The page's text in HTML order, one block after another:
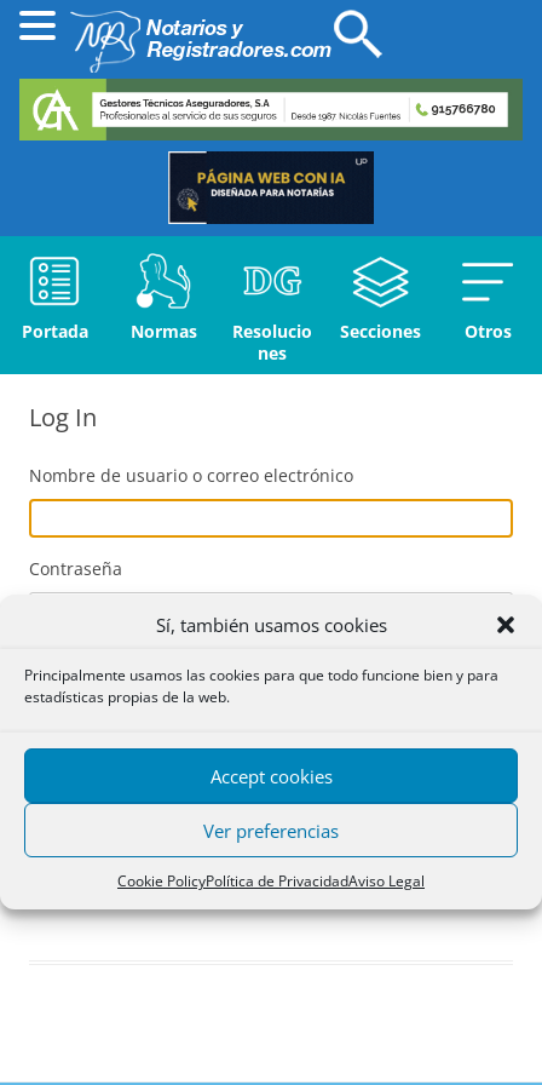
Sí, también usamos cookies
Principalmente usamos las cookies para que todo funcione bien y para
estadísticas propias de la web.
Accept cookies
Ver preferencias
Cookie PolicyPolítica de PrivacidadAviso Legal
Portada Normas
Resolucio
nes
Secciones Otros
Log In
Nombre de usuario o correo electrónico
Contraseña
Acceder
Registro
¿Has olvidado tu contraseña?